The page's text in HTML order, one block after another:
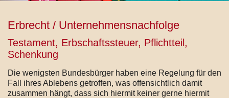
Erbrecht / Unternehmensnachfolge
Testament, Erbschaftssteuer, Pflichtteil,
Schenkung
Die wenigsten Bundesbürger haben eine Regelung für den
Fall ihres Ablebens getroffen, was offensichtlich damit
zusammen hängt, dass sich hiermit keiner gerne hiermit